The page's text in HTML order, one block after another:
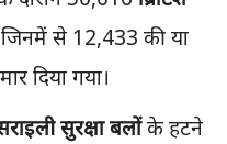
जिनमें से 12,433 की या
दिया गया।
सुरक्षाबलोंके हटने